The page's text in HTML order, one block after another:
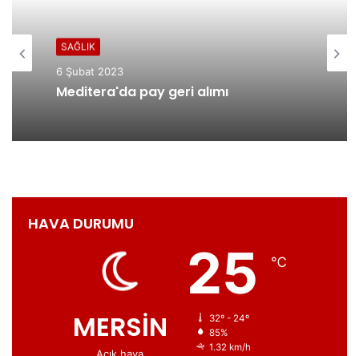
SAĞLIK
6 Şubat 2023
Meditera'da pay geri alımı
HAVA DURUMU
MERSİN
25 ℃
32º - 24º
85%
1.32 km/h